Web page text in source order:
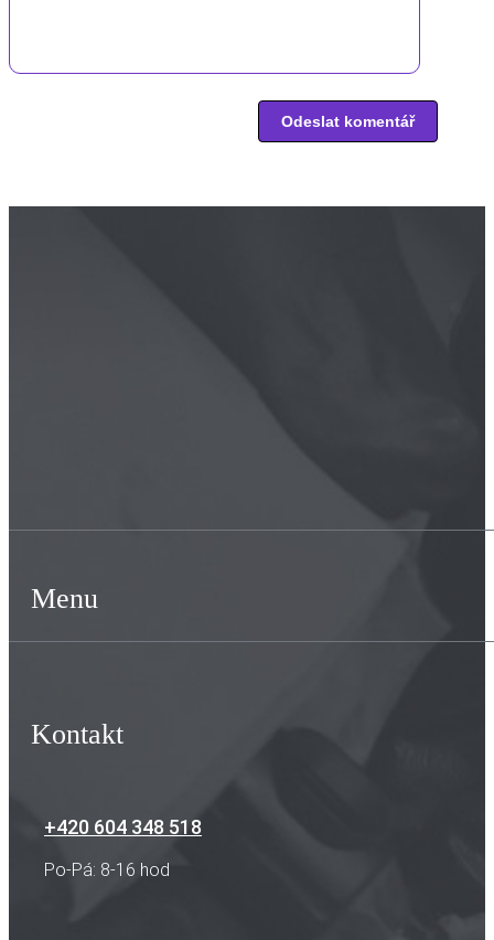
Menu
Kontakt
+420 604 348 518
Po-Pá: 8-16 hod